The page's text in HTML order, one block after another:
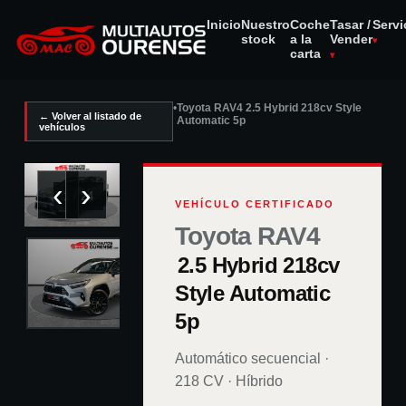
InicioNuestro
stock
Coche
a la
carta
Tasar /
Vender
← Volver al listado de
vehículos
•Toyota RAV4 2.5 Hybrid 218cv Style
Automatic 5p
1 24
‹ › VEHÍCULO CERTIFICADO
Toyota RAV4
2.5 Hybrid 218cv
Style Automatic
5p
Automático secuencial
·
218 CV · Híbrido